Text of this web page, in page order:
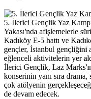
5. İlerici Gençlik Yaz
Yakası'nda afişlemelerle
Kadıköy E-5 hattı ve
gençler, İstanbul gençliğini
eğlenceli aktivitelerin yer
İlerici Gençlik, Laz
konserinin yanı sıra
çok atölyenin
de devam edecek.